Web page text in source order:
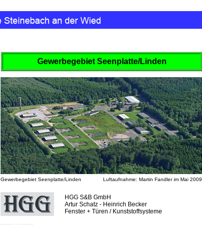
Gewerbegebiet Seenplatte/Linden
Gewerbegebiet Seenplatte/Linden Luftaufnahme: Martin Fandler im Mai 2009
HGG S&B GmbH
Artur Schatz - Heinrich Becker
Fenster + Türen / Kunststoffsysteme